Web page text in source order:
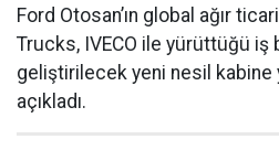
Ford Otosan’ın global ağır
Trucks, IVECO ile yürüttüğü iş
geliştirilecek yeni nesil kabine
açıkladı.